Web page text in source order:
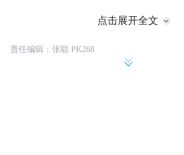
点击展开全文
责任编辑：张聪 PK268